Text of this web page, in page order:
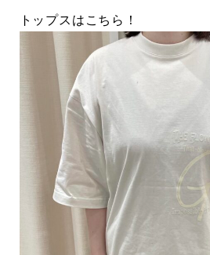
トップスはこちら！